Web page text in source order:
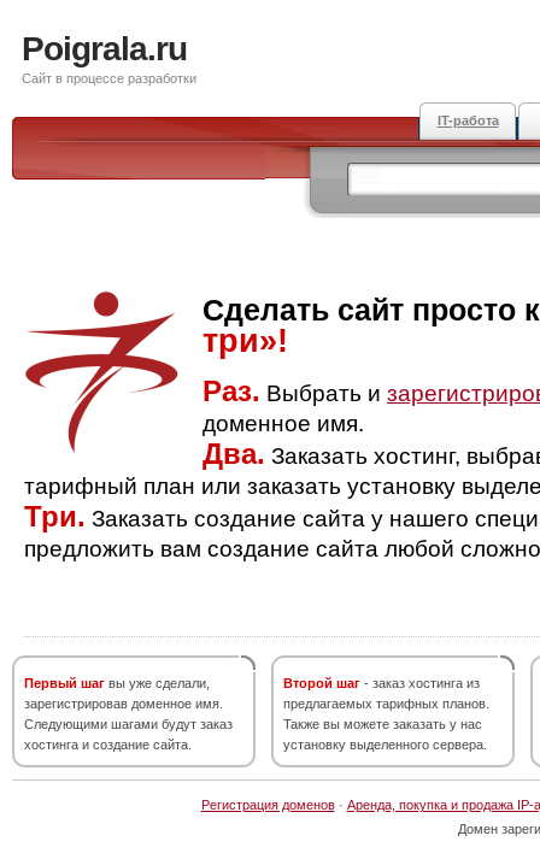
Poigrala.ru
Сайт в процессе разработки
IT-работа
Сделать сайт просто
три»!
Раз. Выбрать и
доменное имя.
Два. Заказать хостинг,
тарифный план или заказать установку
Три. Заказать создание сайта у нашего
предложить вам создание сайта любой
Первый шаг вы уже сделали,
зарегистрировав доменное имя.
Следующими шагами будут заказ
хостинга и создание сайта.
Второй шаг - заказ хостинга из
предлагаемых тарифных планов.
Также вы можете заказать у нас
установку выделенного сервера.
Регистрация доменов· Аренда, покупка и продажа IP-
Домен